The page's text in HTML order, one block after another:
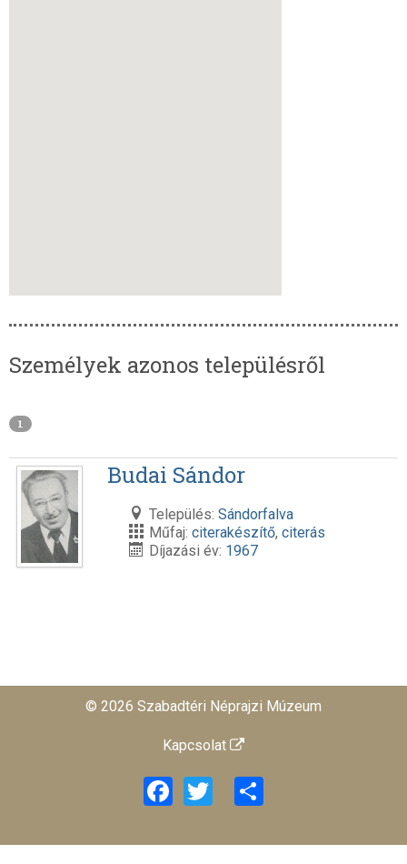
Személyek azonos településről
1
Budai Sándor
Település: Sándorfalva
Műfaj: citerakészítő, citerás
Díjazási év: 1967
© 2026 Szabadtéri Néprajzi Múzeum
Kapcsolat
Facebook
Twitter